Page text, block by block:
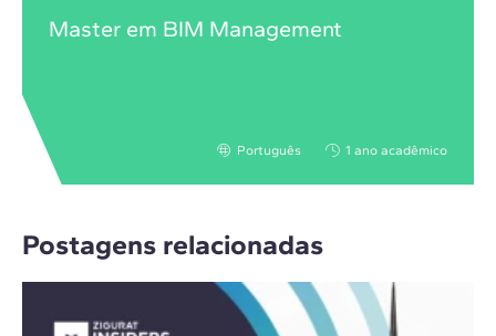
Master em BIM Management
Português 1 ano acadêmico
Postagens relacionadas